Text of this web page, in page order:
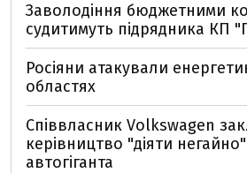
Заволодіння бюджетними
судитимуть підрядника КП
Росіяни атакували
областях
Співвласник Volkswagen
керівництво "діяти
автогіганта